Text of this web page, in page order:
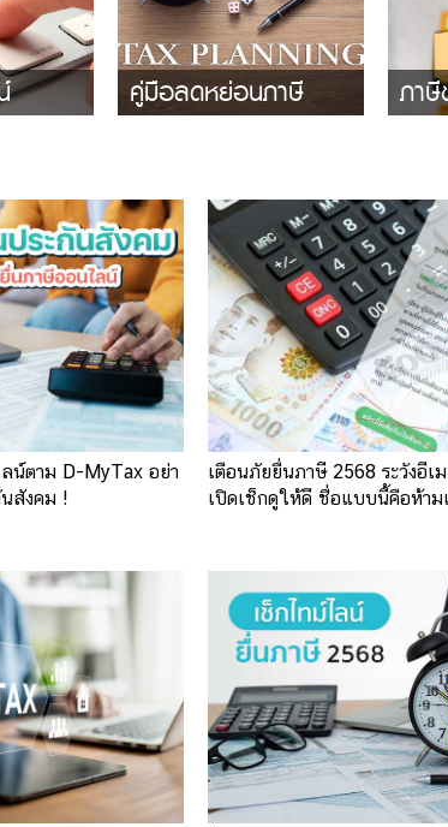
คู่มือลดหย่อนภาษี ภา
น์ตาม D-MyTax อย่า
สังคม !
เตือนภัยยื่นภาษี 2568 ระวังอีเ
เปิดเช็กดูให้ดี ชื่อแบบนี้คือห้าม